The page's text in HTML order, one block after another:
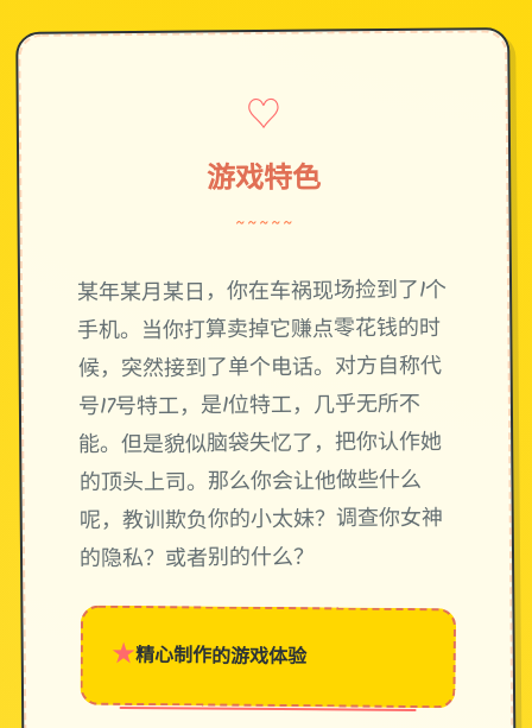
♡
游戏特色
~~~~~
某年某月某日，你在车祸现场捡到了1个
手机。当你打算卖掉它赚点零花钱的时
候，突然接到了单个电话。对方自称代
号17号特工，是1位特工，几乎无所不
能。但是貌似脑袋失忆了，把你认作她
的顶头上司。那么你会让他做些什么
呢，教训欺负你的小太妹？调查你女神
的隐私？或者别的什么？
★精心制作的游戏体验